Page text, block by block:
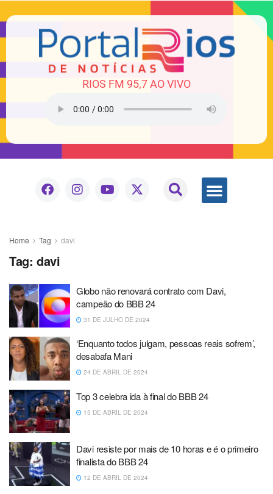
RIOS FM 95,7 AO VIVO
Home Tag davi
Tag: davi
Globo não renovará contrato com Davi,
campeão do BBB 24
31 DE JULHO DE 2024
‘Enquanto todos julgam, pessoas reais sofrem’,
desabafa Mani
24 DE ABRIL DE 2024
Top 3 celebra ida à final do BBB 24
15 DE ABRIL DE 2024
Davi resiste por mais de 10 horas e é o primeiro
finalista do BBB 24
12 DE ABRIL DE 2024